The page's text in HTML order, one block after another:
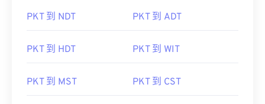
PKT 到 NDT PKT 到 ADT
PKT 到 HDT PKT 到 WIT
PKT 到 MST PKT 到 CST